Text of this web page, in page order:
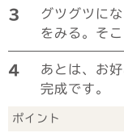
3
グツグツに
をみる。そ
4
あとは、お
完成です。
ポイント